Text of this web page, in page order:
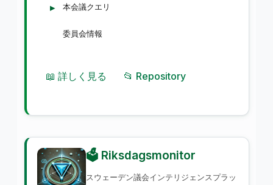
本会議クエリ
委員会情報
📖 詳しく見る 📂 Repository
🗳️ Riksdagsmonitor
スウェーデン議会インテリジェンスプラッ